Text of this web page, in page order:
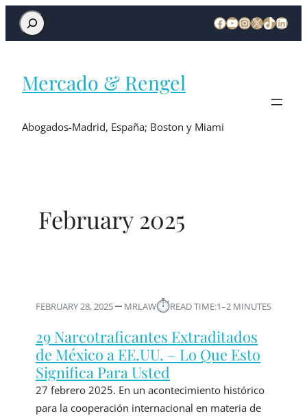
Mercado & Rengel
Abogados-Madrid, España; Boston y Miami
February 2025
FEBRUARY 28, 2025 MRLAW⏱︎READ TIME:1–2 MINUTES
29 Narcotraficantes Extraditados
de México a EE.UU. – Lo Que Esto
Significa Para Usted
27 febrero 2025. En un acontecimiento histórico
para la cooperación internacional en materia de